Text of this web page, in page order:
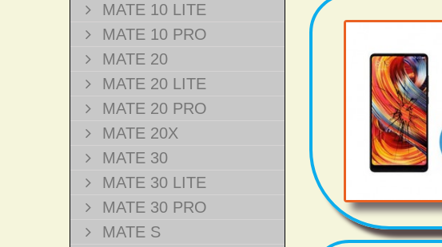
MATE 10 LITE
MATE 10 PRO
MATE 20
MATE 20 LITE
MATE 20 PRO
MATE 20X
MATE 30
MATE 30 LITE
MATE 30 PRO
MATE S